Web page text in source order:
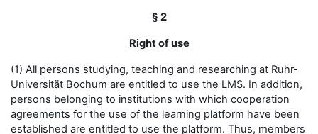
§ 2
Right of use
(1) All persons studying, teaching and researching at Ruhr-
Universität Bochum are entitled to use the LMS. In addition,
persons belonging to institutions with which cooperation
agreements for the use of the learning platform have been
established are entitled to use the platform. Thus, members